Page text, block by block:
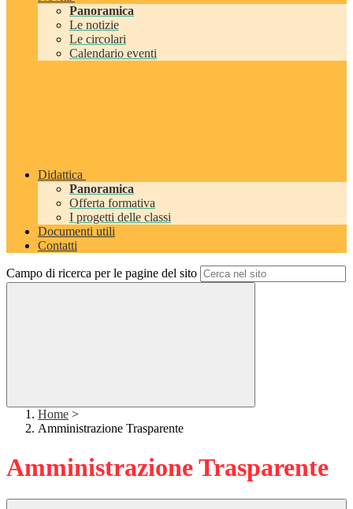
Panoramica
Le notizie
Le circolari
Calendario eventi
Didattica
Panoramica
Offerta formativa
I progetti delle classi
Documenti utili
Contatti
Campo di ricerca per le pagine del sito
Home >
Amministrazione Trasparente
Amministrazione Trasparente